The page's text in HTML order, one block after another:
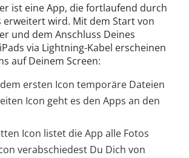
ist eine App, die fortlaufend durch
erweitert wird. Mit dem Start von
und dem Anschluss Deines
via Lightning-Kabel erscheinen
auf Deinem Screen:
ersten Icon temporäre Dateien
Icon geht es den Apps an den
Icon listet die App alle Fotos
verabschiedest Du Dich von